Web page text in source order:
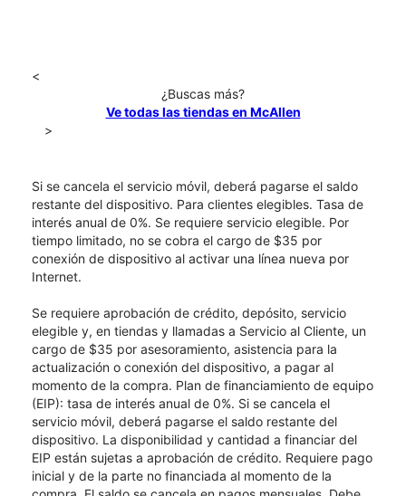
<
¿Buscas más?
Ve todas las tiendas en McAllen
>
Si se cancela el servicio móvil, deberá pagarse el saldo
restante del dispositivo. Para clientes elegibles. Tasa de
interés anual de 0%. Se requiere servicio elegible. Por
tiempo limitado, no se cobra el cargo de $35 por
conexión de dispositivo al activar una línea nueva por
Internet.
Se requiere aprobación de crédito, depósito, servicio
elegible y, en tiendas y llamadas a Servicio al Cliente, un
cargo de $35 por asesoramiento, asistencia para la
actualización o conexión del dispositivo, a pagar al
momento de la compra. Plan de financiamiento de equipo
(EIP): tasa de interés anual de 0%. Si se cancela el
servicio móvil, deberá pagarse el saldo restante del
dispositivo. La disponibilidad y cantidad a financiar del
EIP están sujetas a aprobación de crédito. Requiere pago
inicial y de la parte no financiada al momento de la